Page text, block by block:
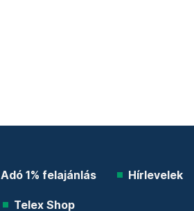
Adó 1% felajánlás Hírlevelek
Telex Shop